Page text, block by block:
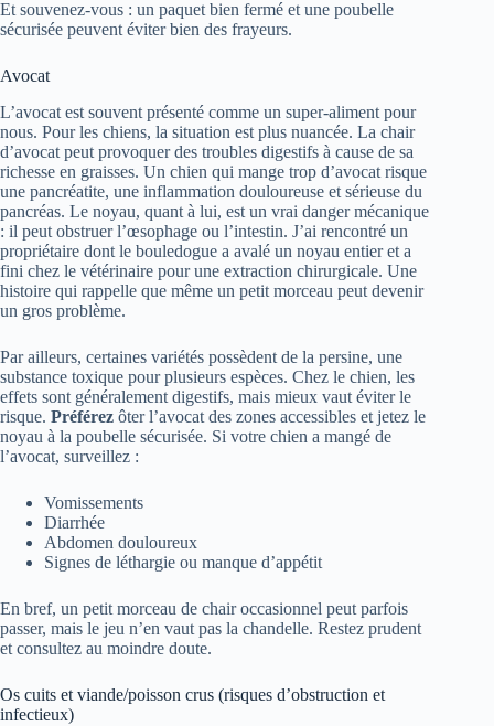
Et souvenez-vous : un paquet bien fermé et une poubelle
sécurisée peuvent éviter bien des frayeurs.
Avocat
L’avocat est souvent présenté comme un super-aliment pour
nous. Pour les chiens, la situation est plus nuancée. La chair
d’avocat peut provoquer des troubles digestifs à cause de sa
richesse en graisses. Un chien qui mange trop d’avocat risque
une pancréatite, une inflammation douloureuse et sérieuse du
pancréas. Le noyau, quant à lui, est un vrai danger mécanique
: il peut obstruer l’œsophage ou l’intestin. J’ai rencontré un
propriétaire dont le bouledogue a avalé un noyau entier et a
fini chez le vétérinaire pour une extraction chirurgicale. Une
histoire qui rappelle que même un petit morceau peut devenir
un gros problème.
Par ailleurs, certaines variétés possèdent de la persine, une
substance toxique pour plusieurs espèces. Chez le chien, les
effets sont généralement digestifs, mais mieux vaut éviter le
risque. Préférez ôter l’avocat des zones accessibles et jetez le
noyau à la poubelle sécurisée. Si votre chien a mangé de
l’avocat, surveillez :
Vomissements
Diarrhée
Abdomen douloureux
Signes de léthargie ou manque d’appétit
En bref, un petit morceau de chair occasionnel peut parfois
passer, mais le jeu n’en vaut pas la chandelle. Restez prudent
et consultez au moindre doute.
Os cuits et viande/poisson crus (risques d’obstruction et
infectieux)